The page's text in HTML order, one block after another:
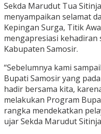
Sekda Marudut Tua
menyampaikan selamat
Kepingan Surga, Titik
mengapresiasi kehadiran
Kabupaten Samosir.
“Sebelumnya kami
Bupati Samosir yang
hadir bersama kita,
melakukan Program
rangka mendekatkan
ujar Sekda Marudut